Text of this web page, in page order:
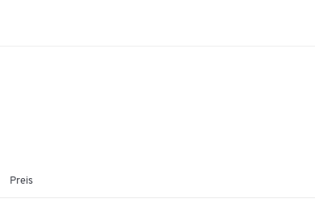
Preis